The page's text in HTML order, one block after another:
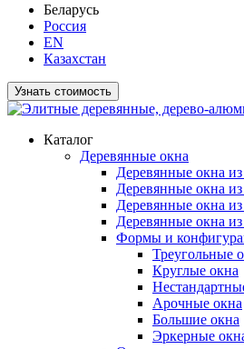
Беларусь
Россия
EN
Казахстан
Узнать стоимость
Каталог
Деревянные окна
Деревянные окна
Деревянные окна
Деревянные окна из
Деревянные окна из
Формы и
Треугольные
Круглые окна
Арочные окна
Большие окна
Эркерные